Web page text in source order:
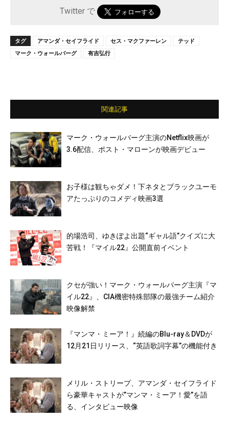
Twitter で
タグ アマンダ・セイフライド セス・マクファーレン
テッド
マーク・ウォールバーグ
有吉弘行
関連記事
マーク・ウォールバーグ主演のNetflix映画が
3.6配信、ポスト・マローンが映画デビュー
お子様は観ちゃダメ！下ネタとブラックユーモ
アたっぷりのコメディ映画3選
的場浩司、ゆきぽよ出題“ギャル語”クイズに大
苦戦！『マイル22』公開直前イベント
クセが強い！マーク・ウォールバーグ主演『マ
イル22』、CIA機密特殊部隊の最強チーム紹介
映像解禁
『マンマ・ミーア！』続編のBlu-ray＆DVDが
12月21日リリース、“英語歌詞字幕”の機能付き
メリル・ストリープ、アマンダ・セイフライド
ら豪華キャストが”マンマ・ミーア！愛”を語
る、インタビュー映像